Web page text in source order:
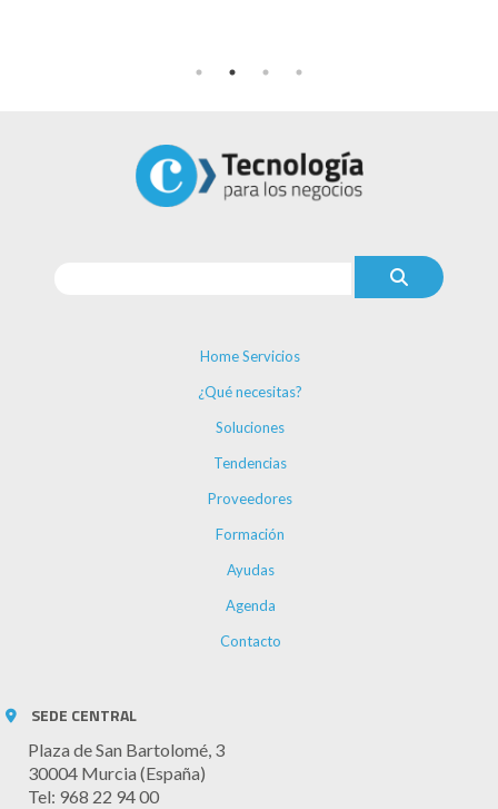
Home Servicios
¿Qué necesitas?
Soluciones
Tendencias
Proveedores
Formación
Ayudas
Agenda
Contacto
SEDE CENTRAL
Plaza de San Bartolomé, 3
30004 Murcia (España)
Tel: 968 22 94 00